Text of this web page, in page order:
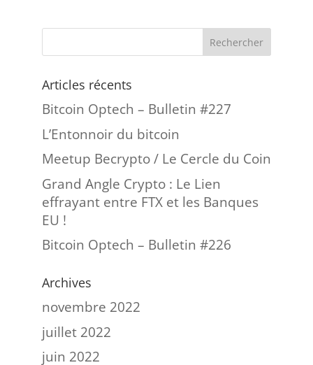
Articles récents
Bitcoin Optech – Bulletin #227
L’Entonnoir du bitcoin
Meetup Becrypto / Le Cercle du Coin
Grand Angle Crypto : Le Lien
effrayant entre FTX et les Banques
EU !
Bitcoin Optech – Bulletin #226
Archives
novembre 2022
juillet 2022
juin 2022